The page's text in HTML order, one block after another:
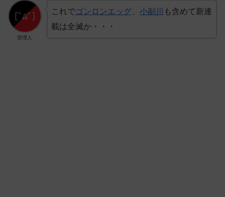
管理人
これでゴンロンエッグ、 小副川
も含めて新連
載は全滅か・・・